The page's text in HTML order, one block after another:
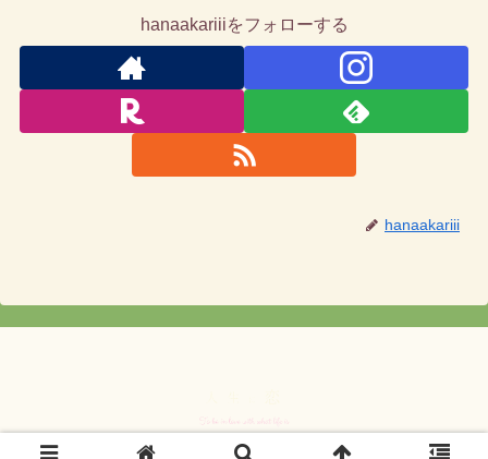
hanaakariiiをフォローする
hanaakariii
© 2026 人生に恋.